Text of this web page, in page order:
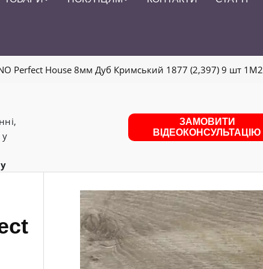
Perfect House 8мм Дуб Кримський 1877 (2,397) 9 шт 1M2
ЗАМОВИТИ
ВІДЕОКОНСУЛЬТАЦІЮ